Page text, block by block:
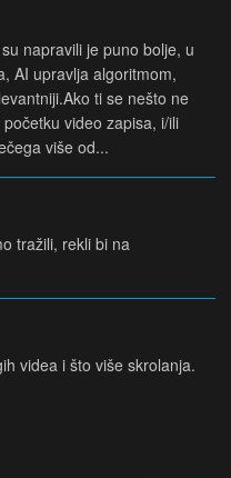
napravili je puno bolje, u
AI upravlja algoritmom,
ti se nešto ne
video zapisa, i/ili
više od...
tražili, rekli bi na
videa i što više skrolanja.